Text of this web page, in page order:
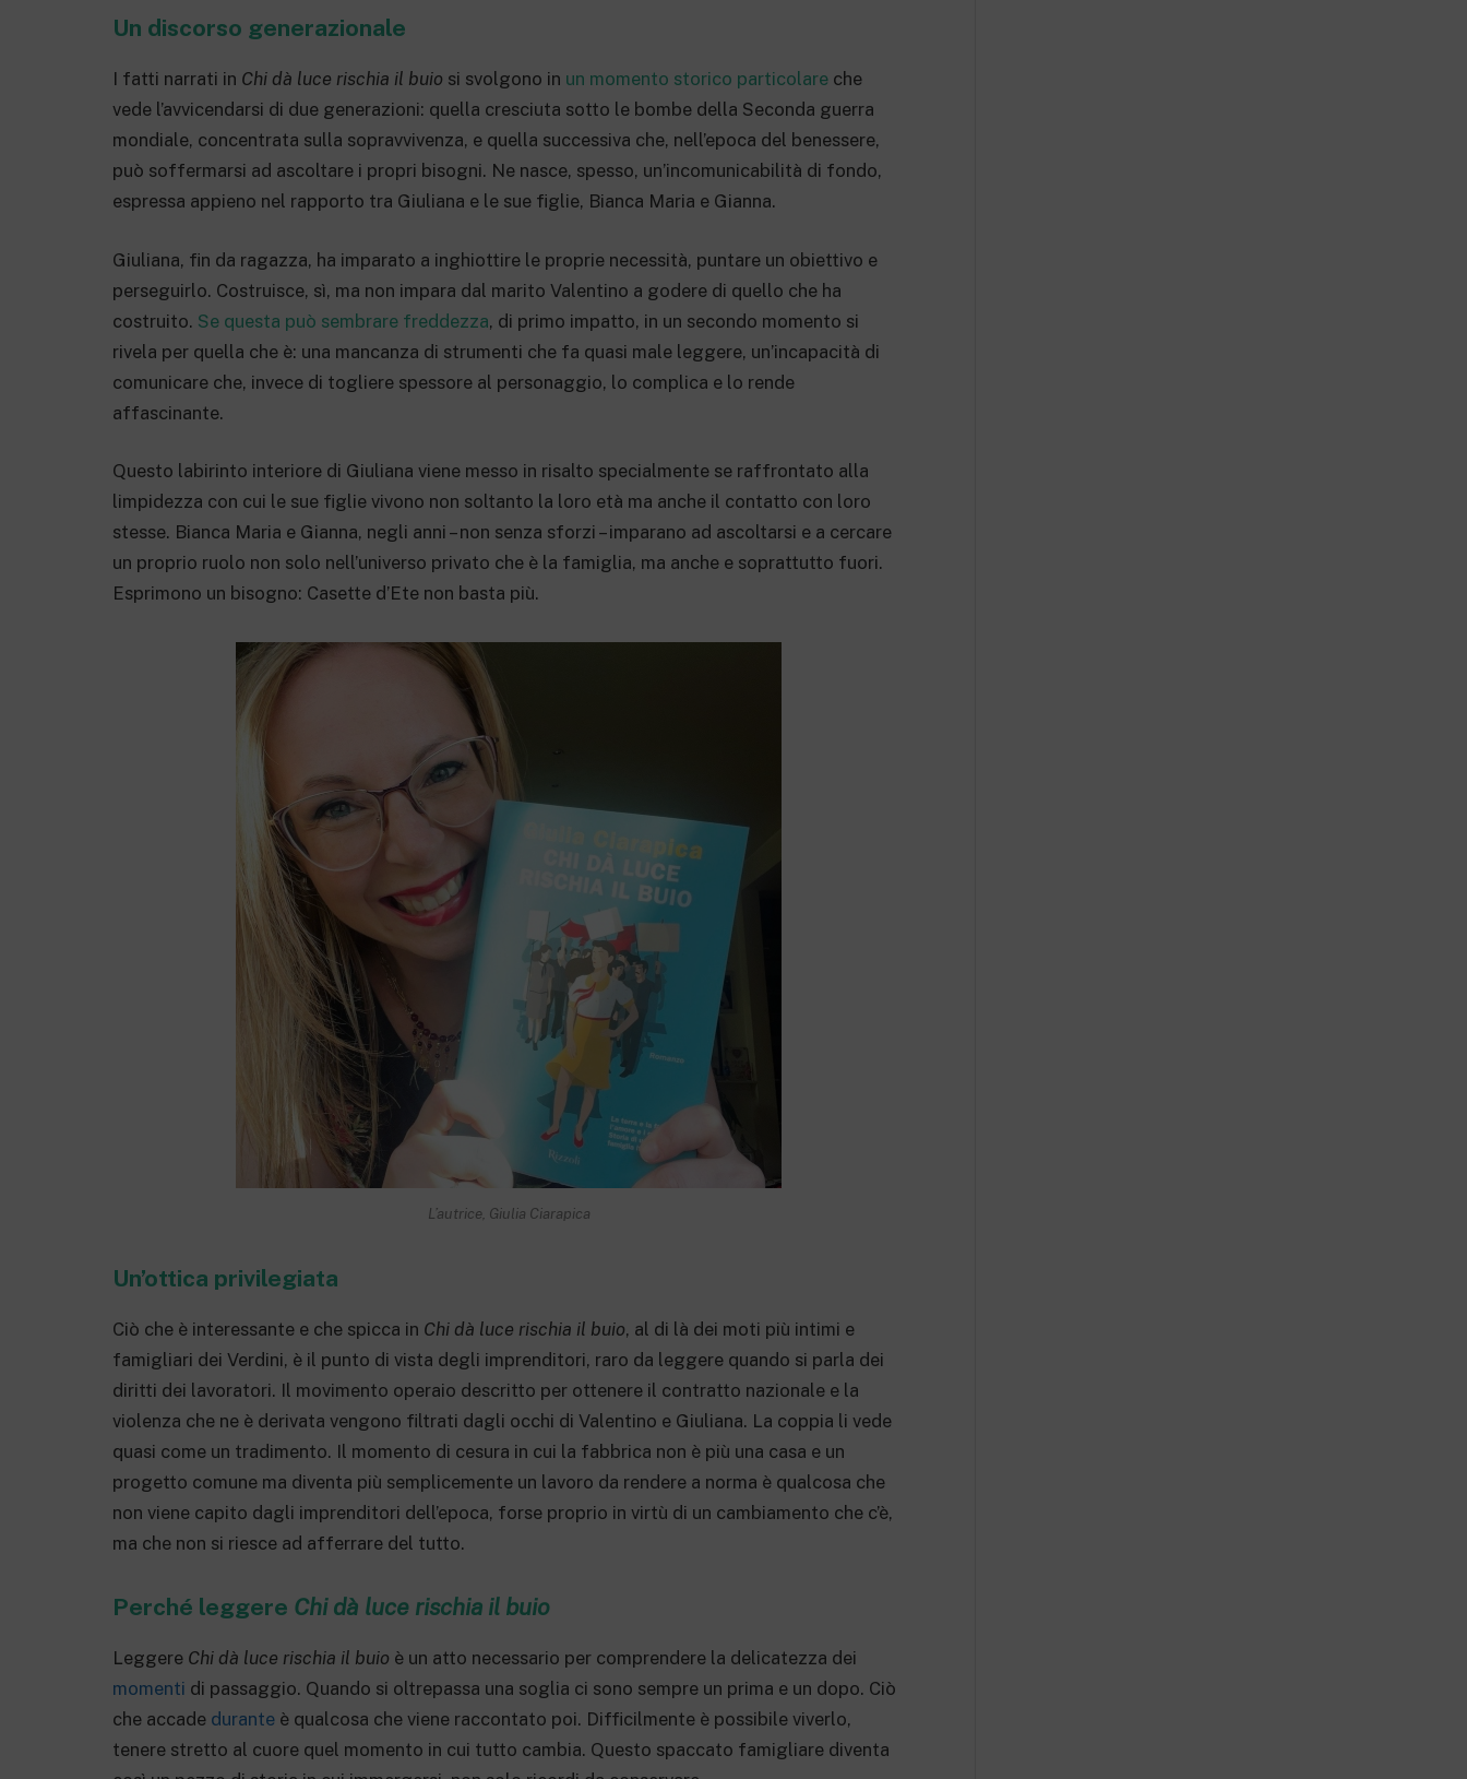
Un discorso generazionale
I fatti narrati in Chi dà luce rischia il buio si svolgono in un momento storico particolare che
vede l’avvicendarsi di due generazioni: quella cresciuta sotto le bombe della Seconda guerra
mondiale, concentrata sulla sopravvivenza, e quella successiva che, nell’epoca del benessere,
può soffermarsi ad ascoltare i propri bisogni. Ne nasce, spesso, un’incomunicabilità di fondo,
espressa appieno nel rapporto tra Giuliana e le sue figlie, Bianca Maria e Gianna.
Giuliana, fin da ragazza, ha imparato a inghiottire le proprie necessità, puntare un obiettivo e
perseguirlo. Costruisce, sì, ma non impara dal marito Valentino a godere di quello che ha
costruito. Se questa può sembrare freddezza, di primo impatto, in un secondo momento si
rivela per quella che è: una mancanza di strumenti che fa quasi male leggere, un’incapacità di
comunicare che, invece di togliere spessore al personaggio, lo complica e lo rende
affascinante.
Questo labirinto interiore di Giuliana viene messo in risalto specialmente se raffrontato alla
limpidezza con cui le sue figlie vivono non soltanto la loro età ma anche il contatto con loro
stesse. Bianca Maria e Gianna, negli anni – non senza sforzi – imparano ad ascoltarsi e a cercare
un proprio ruolo non solo nell’universo privato che è la famiglia, ma anche e soprattutto fuori.
Esprimono un bisogno: Casette d’Ete non basta più.
L’autrice, Giulia Ciarapica
Un’ottica privilegiata
Ciò che è interessante e che spicca in Chi dà luce rischia il buio, al di là dei moti più intimi e
famigliari dei Verdini, è il punto di vista degli imprenditori, raro da leggere quando si parla dei
diritti dei lavoratori. Il movimento operaio descritto per ottenere il contratto nazionale e la
violenza che ne è derivata vengono filtrati dagli occhi di Valentino e Giuliana. La coppia li vede
quasi come un tradimento. Il momento di cesura in cui la fabbrica non è più una casa e un
progetto comune ma diventa più semplicemente un lavoro da rendere a norma è qualcosa che
non viene capito dagli imprenditori dell’epoca, forse proprio in virtù di un cambiamento che c’è,
ma che non si riesce ad afferrare del tutto.
Perché leggere Chi dà luce rischia il buio
Leggere Chi dà luce rischia il buio è un atto necessario per comprendere la delicatezza dei
momenti di passaggio. Quando si oltrepassa una soglia ci sono sempre un prima e un dopo. Ciò
che accade durante è qualcosa che viene raccontato poi. Difficilmente è possibile viverlo,
tenere stretto al cuore quel momento in cui tutto cambia. Questo spaccato famigliare diventa